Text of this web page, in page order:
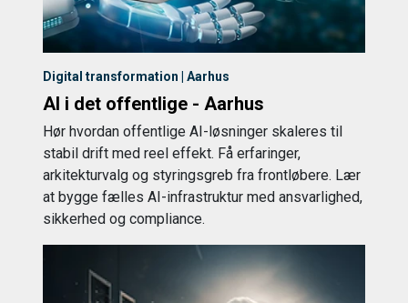
Digital transformation | Aarhus
AI i det offentlige - Aarhus
Hør hvordan offentlige AI-løsninger skaleres til
stabil drift med reel effekt. Få erfaringer,
arkitekturvalg og styringsgreb fra frontløbere. Lær
at bygge fælles AI-infrastruktur med ansvarlighed,
sikkerhed og compliance.